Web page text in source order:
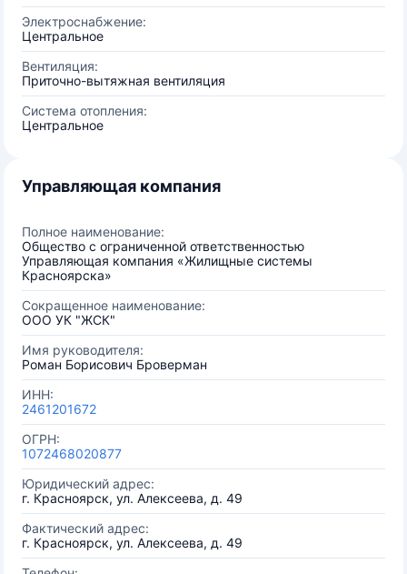
Электроснабжение:
Центральное
Вентиляция:
Приточно-вытяжная вентиляция
Система отопления:
Центральное
Управляющая компания
Полное наименование:
Общество с ограниченной ответственностью
Управляющая компания «Жилищные системы
Красноярска»
Сокращенное наименование:
ООО УК "ЖСК"
Имя руководителя:
Роман Борисович Броверман
ИНН:
2461201672
ОГРН:
1072468020877
Юридический адрес:
г. Красноярск, ул. Алексеева, д. 49
Фактический адрес:
г. Красноярск, ул. Алексеева, д. 49